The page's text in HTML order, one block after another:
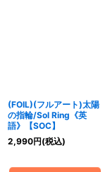
(FOIL)(フルアート)太陽
の指輪/Sol Ring《英
語》【SOC】
2,990円(税込)